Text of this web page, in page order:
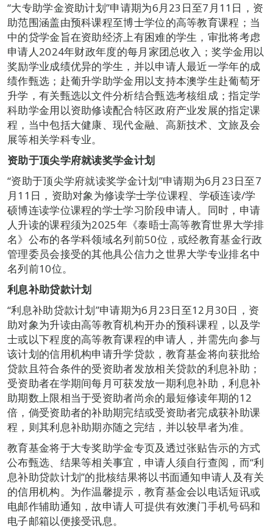
“大专助学金资助计划”申请期为6月23日至7月11日，资
助范围涵盖由预科课程至博士学位的高等教育课程；当
中的贷学金旨在资助经济上有困难的学生，审批将考虑
申请人2024年财政年度的每月家团总收入；奖学金用以
奖励学业成绩优异的学生，并以申请人最近一学年的成
绩作甄选；赴葡升学助学金用以支持本澳学生赴葡萄牙
升学，有关甄选以文件分析结合甄选考核组成；指定学
科助学金用以资助修读配合特区政府产业发展的指定课
程，当中包括大健康、现代金融、高新技术、文旅及会
展等相关学科专业。
资助于顶尖学府就读奖学金计划
“资助于顶尖学府就读奖学金计划”申请期为6月23日至7
月11日，资助对象为修读学士学位课程、学硕连读/学
硕博连读学位课程的学士学习阶段申请人。同时，申请
人升读的课程须为2025年《泰晤士高等教育世界大学排
名》公布的各学科领域名列前50位，或经教育基金行政
管理委员会接受的其他具公信力之世界大学专业排名中
名列前10位。
利息补助贷款计划
“利息补助贷款计划”申请期为6月23日至12月30日，资
助对象为升读由高等教育机构开办的预科课程，以及学
士或以下程度的高等教育课程的申请人，并需先向参与
该计划的信用机构申请升学贷款，教育基金将向获批给
贷款且符合条件的受资助者发放相关贷款的利息补助；
受资助者在学期间每月可获发放一期利息补助，利息补
助期数上限相当于受资助者尚余的最短修读年期的12
倍，倘受资助者的补助期完结或受资助者完成获补助课
程，则其利息补助期亦随之完结，并以较早者为准。
教育基金将于大专奖助学金专页及透过张贴告示的方式
公布甄选、结果等相关事宜，申请人须自行查阅，而“利
息补助贷款计划”的批核结果将以书面通知申请人及有关
的信用机构。为作温馨提示，教育基金会以电话短讯或
电邮作辅助通知，故申请人可提供有效澳门手机号码和
电子邮箱以便接受讯息。